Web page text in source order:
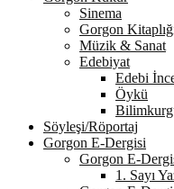
Sinema
Gorgon
Müzik & Sanat
Edebiyat
Edebi
Öykü
Söyleşi/Röportaj
Gorgon E-Dergisi
Gorgon E-
1. Sayı